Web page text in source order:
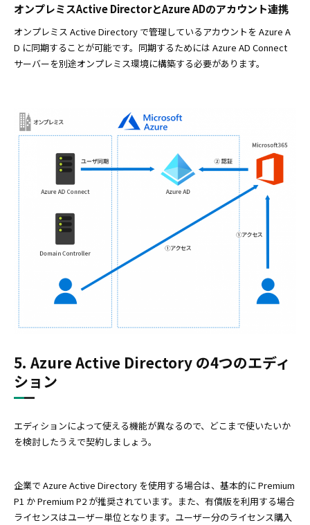
オンプレミスActive DirectorとAzure ADのアカウント連携
オンプレミス Active Directory で管理しているアカウントを Azure A
D に同期することが可能です。同期するためには Azure AD Connect
サーバーを別途オンプレミス環境に構築する必要があります。
5. Azure Active Directory の4つのエディ
ション
エディションによって使える機能が異なるので、どこまで使いたいか
を検討したうえで契約しましょう。
企業で Azure Active Directory を使用する場合は、基本的に Premium
P1 か Premium P2 が推奨されています。また、有償版を利用する場合
ライセンスはユーザー単位となります。ユーザー分のライセンス購入